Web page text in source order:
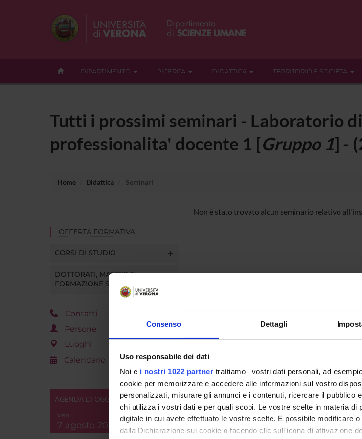
Consenso Dettagli
Uso responsabile dei dati
Noi e i nostri 1022 partner trattiamo i vostri dati personali, ad
cookie per memorizzare e accedere alle informazioni sul vostro
personalizzati, misurare gli annunci e i contenuti, ricercare il pubblico
chi utilizza i vostri dati e per quali scopi. Le vostre scelte in materia di
digitale in cui avete effettuato le vostre scelte. È possibile modificare
dalla Dichiarazione sui cookie o facendo clic sull'icona di attivazione
DIPARTIMENTO RICERCA DIDATTICA TERRITORIO E SOCIETÀ
Tutti i prossimi seminari - Laboratorio
professionalita' docente 1 [Gruppo 1] -
Home Didattica Seminari
OFFERTA FORMATIVA
CORSI DI STUDIO
DOTTORATI, MASTER E
FORMAZIONE SUPERIORE
Contatti
Persone
Luoghi
Calendario
AGENDA DI OGGI
ven
7 agosto 2026
Non è stato trovato alcun seminario relativo